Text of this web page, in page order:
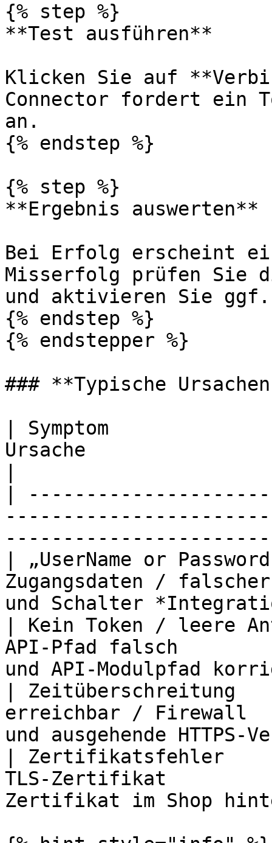
{% step %}
**Test ausführen**
Klicken Sie auf
Connector fordert ein
an.
{% endstep %}
{% step %}
**Ergebnis auswerten**
Bei Erfolg erscheint
Misserfolg prüfen Sie
und aktivieren Sie
{% endstep %}
{% endstepper %}
### **Typische
| Symptom
Ursache
|
| „UserName or
Zugangsdaten /
und Schalter
| Kein Token / leere
API-Pfad falsch
und API-Modulpfad
|
erreichbar /
und ausgehende
| Zertifikatsfehler
TLS-Zertifikat
Zertifikat im Shop